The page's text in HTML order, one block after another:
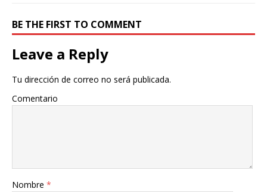
BE THE FIRST TO COMMENT
Leave a Reply
Tu dirección de correo no será publicada.
Comentario
Nombre *